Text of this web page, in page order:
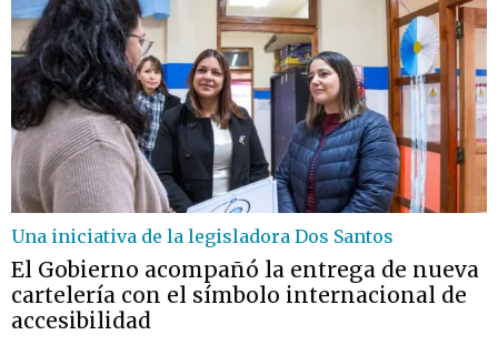
Una iniciativa de la legisladora Dos Santos
El Gobierno acompañó la entrega de nueva
cartelería con el símbolo internacional de
accesibilidad